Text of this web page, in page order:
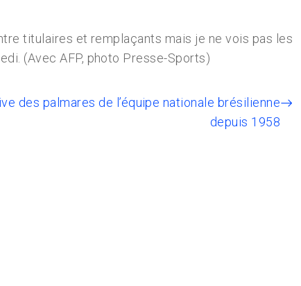
titulaires et remplaçants mais je ne vois pas les
(Avec AFP, photo Presse-Sports)
des palmares de l’équipe nationale brésilienne
depuis 1958